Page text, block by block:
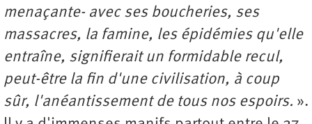
menaçante- avec ses boucheries, ses
massacres, la famine, les épidémies qu'elle
entraîne, signifierait un formidable recul,
peut-être la fin d'une civilisation, à coup
sûr, l'anéantissement de tous nos espoirs. ».